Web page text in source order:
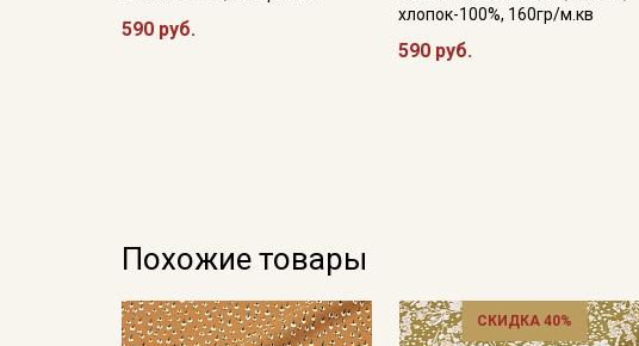
590 руб.
хлопок-100%, 160гр/м.кв
590 руб.
Похожие товары
СКИДКА 40%